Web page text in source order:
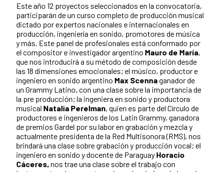
Este año 12 proyectos seleccionados en la convocatoria,
participarán de un curso completo de producción musical
dictado por expertos nacionales e internacionales en
producción, ingeniería en sonido, promotores de música
y más. Este panel de profesionales está conformado por
el compositor e investigador argentino Mauro de María,
que nos introducirá a su método de composición desde
las 18 dimensiones emocionales; el músico, productor e
ingeniero en sonido argentino Max Scennaganador de
un Grammy Latino, con una clase sobre la importancia de
la pre producción; la ingeniera en sonido y productora
musical Natalia Perelman, quien es parte del Círculo de
productores e ingenieros de los Latin Grammy, ganadora
de premios Gardel por su labor en grabación y mezcla y
actualmente presidenta de la Red Multisonora (RMS), nos
brindará una clase sobre grabación y producción vocal; el
ingeniero en sonido y docente de Paraguay Horacio
Cáceres, nos trae una clase sobre el trabajo con